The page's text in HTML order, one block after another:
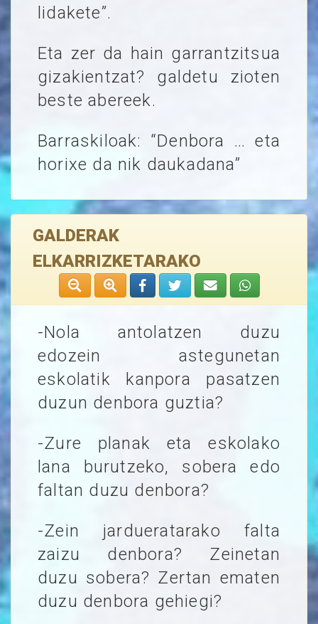
lidakete”.
Eta zer da hain garrantzitsua
gizakientzat? galdetu zioten
beste abereek.
Barraskiloak: “Denbora … eta
horixe da nik daukadana”
GALDERAK
ELKARRIZKETARAKO
-Nola antolatzen duzu
edozein astegunetan
eskolatik kanpora pasatzen
duzun denbora guztia?
-Zure planak eta eskolako
lana burutzeko, sobera edo
faltan duzu denbora?
-Zein jardueratarako falta
zaizu denbora? Zeinetan
duzu sobera? Zertan ematen
duzu denbora gehiegi?